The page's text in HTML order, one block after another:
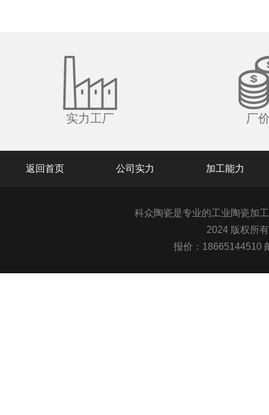
实力工厂 厂
返回首页 公司实力 加工能力
科众陶瓷是专业的工业陶瓷加
2024 版权所
报价：18665144510